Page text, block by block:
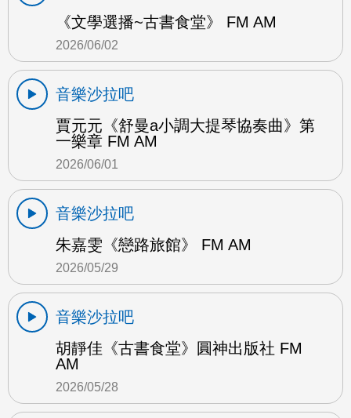
《文學選播~古書食堂》 FM AM
2026/06/02
音樂沙拉吧
賈元元《舒曼a小調大提琴協奏曲》第
一樂章 FM AM
2026/06/01
音樂沙拉吧
朱嘉雯《戀路旅館》 FM AM
2026/05/29
音樂沙拉吧
胡靜佳《古書食堂》圓神出版社 FM
AM
2026/05/28